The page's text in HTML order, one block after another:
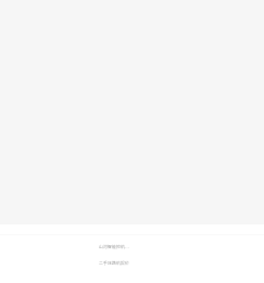
二手压路机报价